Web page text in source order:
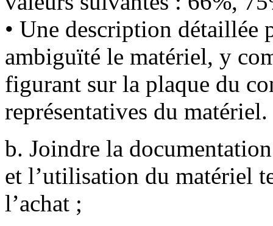
• Une description détaillée
ambiguïté le matériel, y
figurant sur la plaque du
représentatives du matériel.
b. Joindre la
et l’utilisation du matériel
l’achat ;